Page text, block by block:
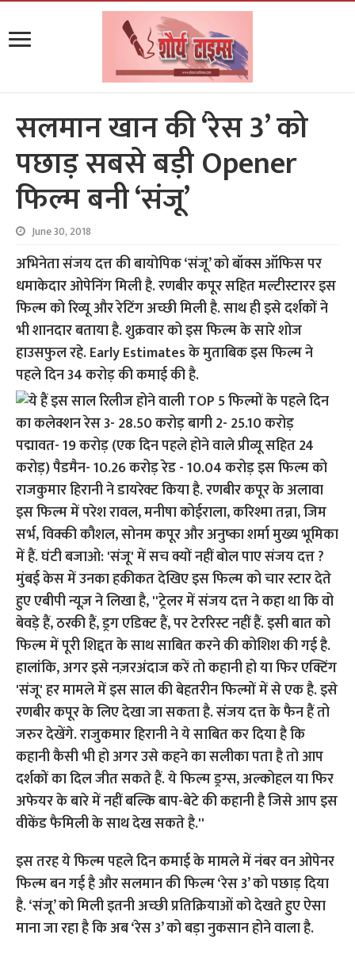
सलमान खान की ‘रेस 3’ को
पछाड़ सबसे बड़ी Opener
फिल्म बनी ‘संजू’
June 30, 2018
अभिनेता संजय दत्त की बायोपिक ‘संजू’ को बॉक्स ऑफिस पर
धमाकेदार ओपेनिंग मिली है. रणबीर कपूर सहित मल्टीस्टारर इस
फिल्म को रिव्यू और रेटिंग अच्छी मिली है. साथ ही इसे दर्शकों ने
भी शानदार बताया है. शुक्रवार को इस फिल्म के सारे शोज
हाउसफुल रहे. Early Estimates के मुताबिक इस फिल्म ने
पहले दिन 34 करोड़ की कमाई की है.
इस तरह ये फिल्म पहले दिन कमाई के मामले में नंबर वन ओपेनर
फिल्म बन गई है और सलमान की फिल्म ‘रेस 3’ को पछाड़ दिया
है. ‘संजू’ को मिली इतनी अच्छी प्रतिक्रियाओं को देखते हुए ऐसा
माना जा रहा है कि अब ‘रेस 3’ को बड़ा नुकसान होने वाला है.